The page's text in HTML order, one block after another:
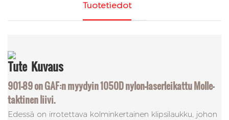
Tuotetiedot
Tute Kuvaus
901-89 on GAF:n myydyin 1050D nylon-laserleikattu Molle-
taktinen liivi.
Edessä on irrotettava kolminkertainen klipsilaukku, johon